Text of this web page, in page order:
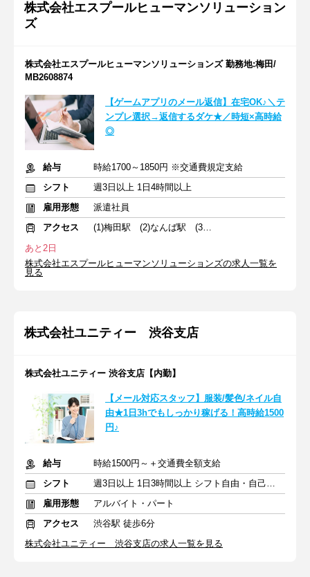
株式会社エスプールヒューマンソリューション
ズ
株式会社エスプールヒューマンソリューションズ 勤務地:梅田/
MB2608874
【ゲームアプリのメール返信】在宅OK♪＼テ
ンプレ選択→返信するダケ★／時短×高時給
◎
給与
時給1700～1850円 ※交通費規定支給
シフト
週3日以上 1日4時間以上
雇用形態
派遣社員
アクセス
(1)梅田駅 (2)なんば駅 (3)天王寺駅
あと2日
株式会社エスプールヒューマンソリューションズの求人一覧を
見る
株式会社ユニティー 渋谷支店
株式会社ユニティー 渋谷支店【内勤】
【メール対応スタッフ】服装/髪色/ネイル自
由★1日3hでもしっかり稼げる！高時給1500
円♪
給与
時給1500円～＋交通費全額支給
シフト
週3日以上 1日3時間以上 シフト自由・自己申告
雇用形態
アルバイト・パート
アクセス
渋谷駅 徒歩6分
株式会社ユニティー 渋谷支店の求人一覧を見る